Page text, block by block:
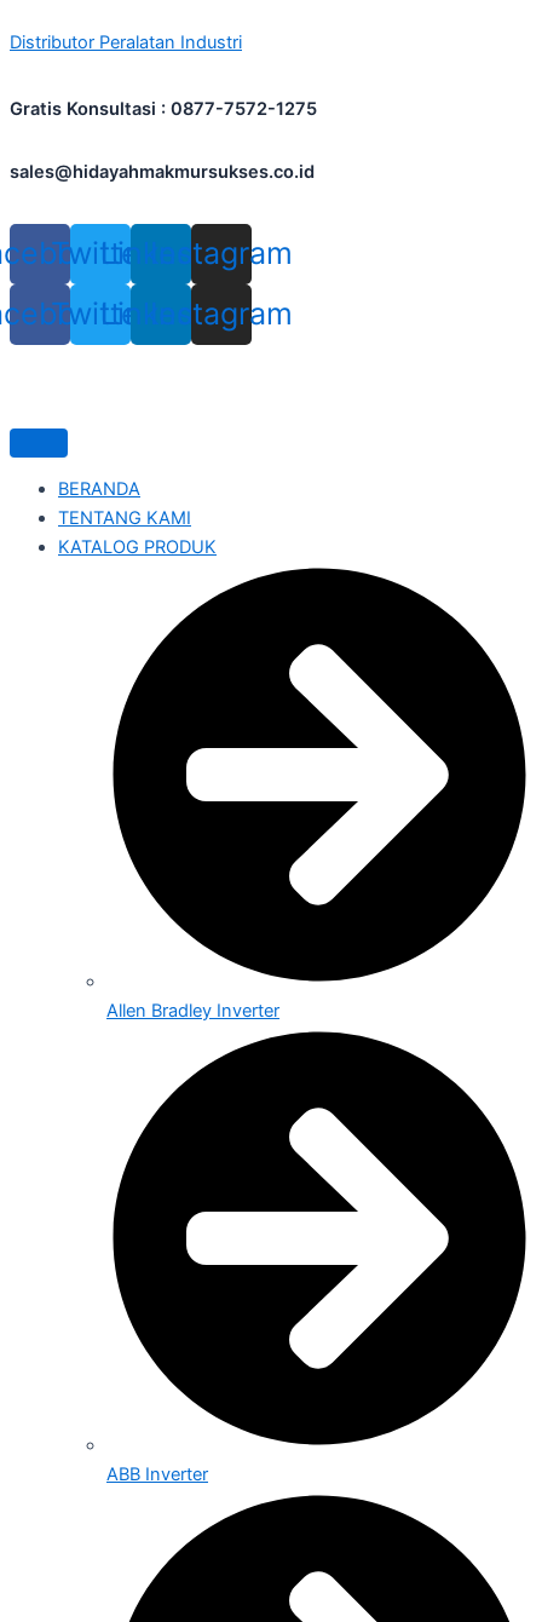
to
Distributor Peralatan Industri
Gratis Konsultasi : 0877-7572-1275
sales@hidayahmakmursukses.co.id
TwitterLinkedin
Instagram
TwitterLinkedin
Instagram
BERANDA
TENTANG KAMI
KATALOG PRODUK
Allen Bradley Inverter
ABB Inverter